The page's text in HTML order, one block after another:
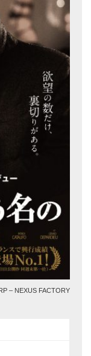
– NEXUS FACTORY